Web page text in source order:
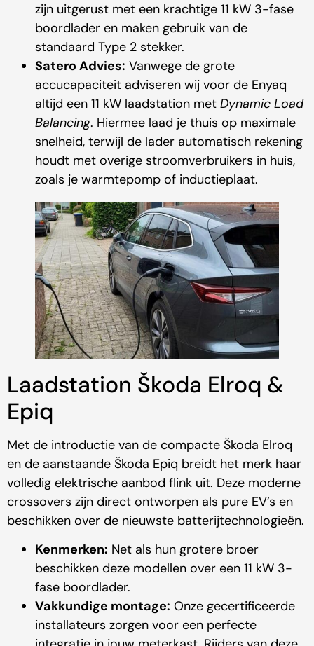
zijn uitgerust met een krachtige 11 kW 3-fase
boordlader en maken gebruik van de
standaard Type 2 stekker.
Satero Advies: Vanwege de grote
accucapaciteit adviseren wij voor de Enyaq
altijd een 11 kW laadstation met Dynamic Load
Balancing. Hiermee laad je thuis op maximale
snelheid, terwijl de lader automatisch rekening
houdt met overige stroomverbruikers in huis,
zoals je warmtepomp of inductieplaat.
Laadstation Škoda Elroq &
Epiq
Met de introductie van de compacte Škoda Elroq
en de aanstaande Škoda Epiq breidt het merk haar
volledig elektrische aanbod flink uit. Deze moderne
crossovers zijn direct ontworpen als pure EV’s en
beschikken over de nieuwste batterijtechnologieën.
Kenmerken: Net als hun grotere broer
beschikken deze modellen over een 11 kW 3-
fase boordlader.
Vakkundige montage: Onze gecertificeerde
installateurs zorgen voor een perfecte